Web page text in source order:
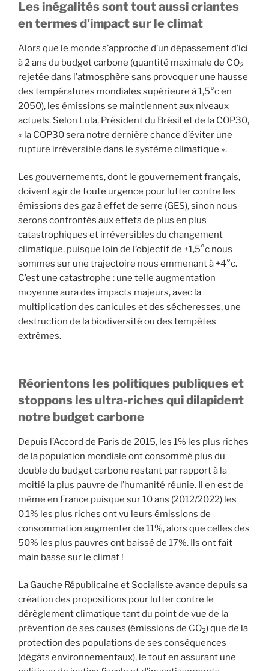
Les inégalités sont tout aussi criantes
en termes d’impact sur le climat
Alors que le monde s’approche d’un dépassement d’ici
à 2 ans du budget carbone (quantité maximale de CO2
rejetée dans l’atmosphère sans provoquer une hausse
des températures mondiales supérieure à 1,5°c en
2050), les émissions se maintiennent aux niveaux
actuels. Selon Lula, Président du Brésil et de la COP30,
« la COP30 sera notre dernière chance d’éviter une
rupture irréversible dans le système climatique ».
Les gouvernements, dont le gouvernement français,
doivent agir de toute urgence pour lutter contre les
émissions des gaz à effet de serre (GES), sinon nous
serons confrontés aux effets de plus en plus
catastrophiques et irréversibles du changement
climatique, puisque loin de l’objectif de +1,5°c nous
sommes sur une trajectoire nous emmenant à +4°c.
C’est une catastrophe : une telle augmentation
moyenne aura des impacts majeurs, avec la
multiplication des canicules et des sécheresses, une
destruction de la biodiversité ou des tempêtes
extrêmes.
Réorientons les politiques publiques et
stoppons les ultra-riches qui dilapident
notre budget carbone
Depuis l’Accord de Paris de 2015, les 1% les plus riches
de la population mondiale ont consommé plus du
double du budget carbone restant par rapport à la
moitié la plus pauvre de l’humanité réunie. Il en est de
même en France puisque sur 10 ans (2012/2022) les
0,1% les plus riches ont vu leurs émissions de
consommation augmenter de 11%, alors que celles des
50% les plus pauvres ont baissé de 17%. Ils ont fait
main basse sur le climat !
La Gauche Républicaine et Socialiste avance depuis sa
création des propositions pour lutter contre le
dérèglement climatique tant du point de vue de la
prévention de ses causes (émissions de CO2) que de la
protection des populations de ses conséquences
(dégâts environnementaux), le tout en assurant une